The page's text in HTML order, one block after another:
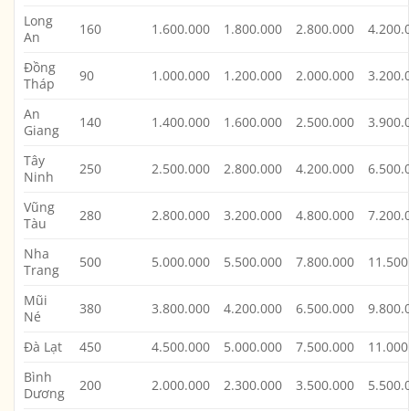
Long
An
160 1.600.000 1.800.000 2.800.000
Đồng
Tháp
90 1.000.000 1.200.000 2.000.000
An
Giang
140 1.400.000 1.600.000 2.500.000
Tây
Ninh
250 2.500.000 2.800.000 4.200.000
Vũng
Tàu
280 2.800.000 3.200.000 4.800.000
Nha
Trang
500 5.000.000 5.500.000 7.800.000
Mũi
Né
380 3.800.000 4.200.000 6.500.000
Đà Lạt 450 4.500.000 5.000.000 7.500.000
Bình
Dương
200 2.000.000 2.300.000 3.500.000